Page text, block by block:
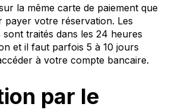
la même carte de paiement que
payer votre réservation. Les
traités dans les 24 heures
et il faut parfois 5 à 10 jours
à votre compte bancaire.
par le